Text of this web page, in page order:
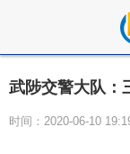
武陟交警大队：
时间：2020-06-10